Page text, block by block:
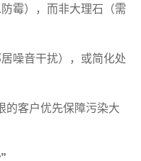
霉），而非大理石（需
噪音干扰），或简化处
的客户优先保障污染大